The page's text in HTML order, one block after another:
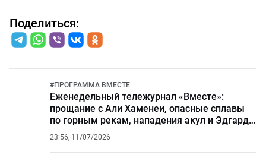
Поделиться:
#ПРОГРАММА ВМЕСТЕ
Еженедельный тележурнал «Вместе»:
прощание с Али Хаменеи, опасные сплавы
по горным рекам, нападения акул и Эдгарду
Запашному — 50
23:56, 11/07/2026